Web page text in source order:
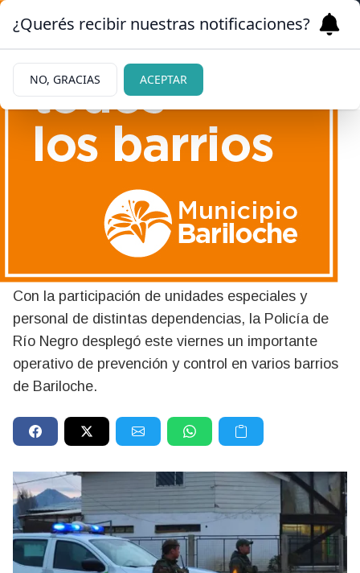
Amplio operativo policial de
prevención y control en
barrios de Bariloche
Con la participación de unidades especiales y
personal de distintas dependencias, la Policía de
Río Negro desplegó este viernes un importante
operativo de prevención y control en varios barrios
de Bariloche.
¿Querés recibir nuestras notificaciones?
NO, GRACIAS ACEPTAR